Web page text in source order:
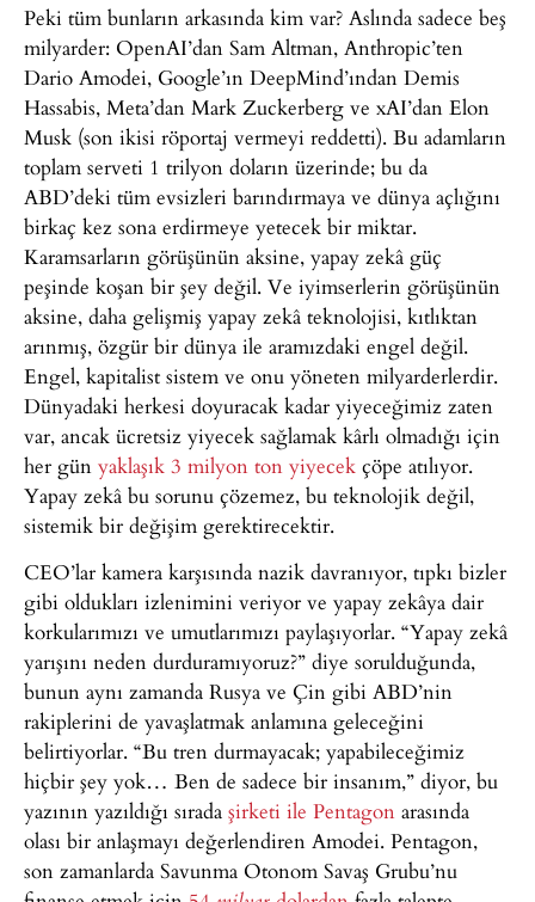
Peki tüm bunların arkasında kim var? Aslında sadece beş
milyarder: OpenAI’dan Sam Altman, Anthropic’ten
Dario Amodei, Google’ın DeepMind’ından Demis
Hassabis, Meta’dan Mark Zuckerberg ve xAI’dan Elon
Musk (son ikisi röportaj vermeyi reddetti). Bu adamların
toplam serveti 1 trilyon doların üzerinde; bu da
ABD’deki tüm evsizleri barındırmaya ve dünya açlığını
birkaç kez sona erdirmeye yetecek bir miktar.
Karamsarların görüşünün aksine, yapay zekâ güç
peşinde koşan bir şey değil. Ve iyimserlerin görüşünün
aksine, daha gelişmiş yapay zekâ teknolojisi, kıtlıktan
arınmış, özgür bir dünya ile aramızdaki engel değil.
Engel, kapitalist sistem ve onu yöneten milyarderlerdir.
Dünyadaki herkesi doyuracak kadar yiyeceğimiz zaten
var, ancak ücretsiz yiyecek sağlamak kârlı olmadığı için
her gün yaklaşık 3 milyon ton yiyecek çöpe atılıyor.
Yapay zekâ bu sorunu çözemez, bu teknolojik değil,
sistemik bir değişim gerektirecektir.
CEO’lar kamera karşısında nazik davranıyor, tıpkı bizler
gibi oldukları izlenimini veriyor ve yapay zekâya dair
korkularımızı ve umutlarımızı paylaşıyorlar. “Yapay zekâ
yarışını neden durduramıyoruz?” diye sorulduğunda,
bunun aynı zamanda Rusya ve Çin gibi ABD’nin
rakiplerini de yavaşlatmak anlamına geleceğini
belirtiyorlar. “Bu tren durmayacak; yapabileceğimiz
hiçbir şey yok… Ben de sadece bir insanım,” diyor, bu
yazının yazıldığı sırada şirketi ile Pentagon arasında
olası bir anlaşmayı değerlendiren Amodei. Pentagon,
son zamanlarda Savunma Otonom Savaş Grubu’nu